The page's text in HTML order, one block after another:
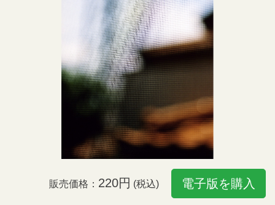
販売価格： 220円 (税込) 電子版を購入